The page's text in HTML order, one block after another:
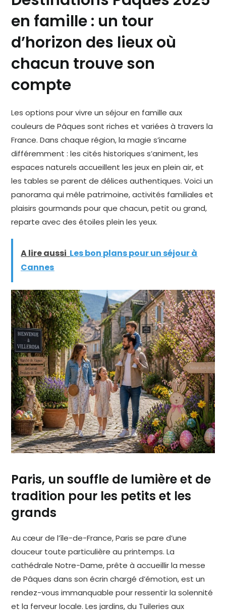
en famille : un tour
d’horizon des lieux où
chacun trouve son
compte
Les options pour vivre un séjour en famille aux
couleurs de Pâques sont riches et variées à travers la
France. Dans chaque région, la magie s’incarne
différemment : les cités historiques s’animent, les
espaces naturels accueillent les jeux en plein air, et
les tables se parent de délices authentiques. Voici un
panorama qui mêle patrimoine, activités familiales et
plaisirs gourmands pour que chacun, petit ou grand,
reparte avec des étoiles plein les yeux.
A lire aussi Les bon plans pour un séjour à
Cannes
Paris, un souffle de lumière et de
tradition pour les petits et les
grands
Au cœur de l’île-de-France, Paris se pare d’une
douceur toute particulière au printemps. La
cathédrale Notre-Dame, prête à accueillir la messe
de Pâques dans son écrin chargé d’émotion, est un
rendez-vous immanquable pour ressentir la solennité
et la ferveur locale. Les jardins, du Tuileries aux